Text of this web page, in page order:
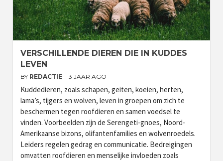
VERSCHILLENDE DIEREN DIE IN KUDDES
LEVEN
BY REDACTIE 3 JAAR AGO
Kuddedieren, zoals schapen, geiten, koeien, herten,
lama’s, tijgers en wolven, leven in groepen om zich te
beschermen tegen roofdieren en samen voedsel te
vinden. Voorbeelden zijn de Serengeti-gnoes, Noord-
Amerikaanse bizons, olifantenfamilies en wolvenroedels.
Leiders regelen gedrag en communicatie. Bedreigingen
omvatten roofdieren en menselijke invloeden zoals